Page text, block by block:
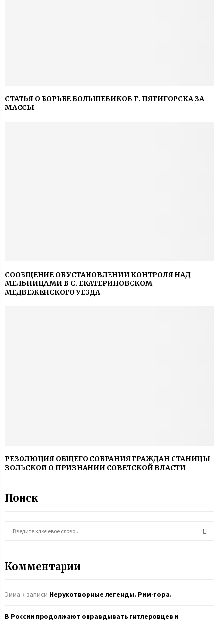
СТАТЬЯ О БОРЬБЕ БОЛЬШЕВИКОВ Г. ПЯТИГОРСКА ЗА
МАССЫ
СООБЩЕНИЕ ОБ УСТАНОВЛЕНИИ КОНТРОЛЯ НАД
МЕЛЬНИЦАМИ В С. ЕКАТЕРИНОВСКОМ
МЕДВЕЖЕНСКОГО УЕЗДА
РЕЗОЛЮЦИЯ ОБЩЕГО СОБРАНИЯ ГРАЖДАН СТАНИЦЫ
ЗОЛЬСКОИ О ПРИЗНАНИИ СОВЕТСКОЙ ВЛАСТИ
Поиск
c
o
:
Комментарии
Эмма к записи Нерукотворные легенды. Рим-гора.
В России продолжают оправдывать гитлеровцев и